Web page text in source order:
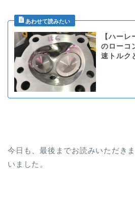
【ハー
のローコ
速トルク
今日も、最後までお読みいただき
いました。